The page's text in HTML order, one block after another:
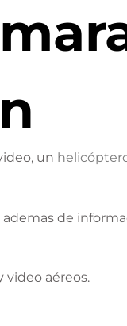
un
de
aéreos.